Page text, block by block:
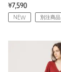
¥7,590
NEW 別注商品